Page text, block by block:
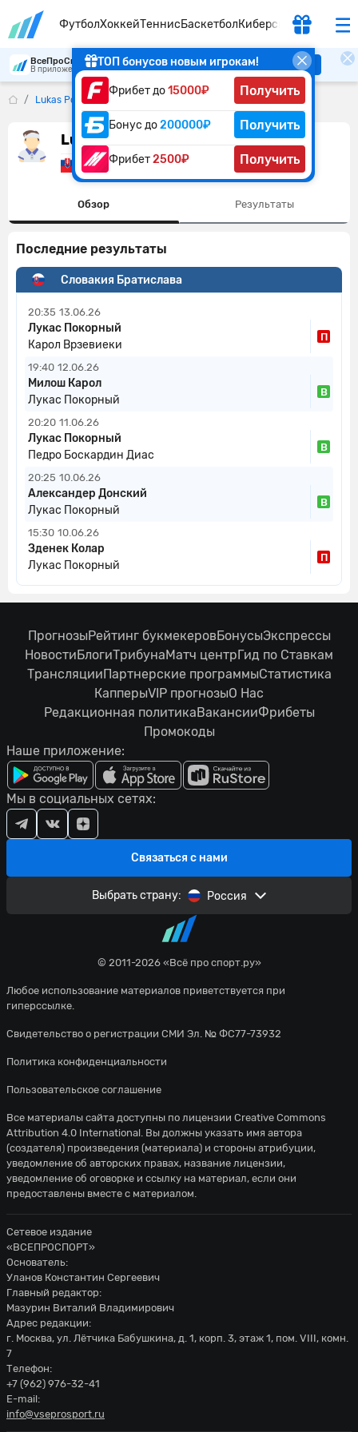
ФутболХоккейТеннисБаскетболКиберспорт
ТОП бонусов новым игрокам!
Фрибет до15000₽ Получить
Бонус до200000₽ Получить
Фрибет2500₽ Получить
ВсеПроСпорт
В приложении удобнее Скачать
Lukas Pokorny
Lukas Pokorny
Словакия
Обзор Результаты
Последние результаты
Словакия Братислава
20:35 13.06.26
Лукас Покорный
Карол Врзевиеки
П
19:40 12.06.26
Милош Карол
Лукас Покорный
В
20:20 11.06.26
Лукас Покорный
Педро Боскардин Диас
В
20:25 10.06.26
Александер Донский
Лукас Покорный
В
15:30 10.06.26
Зденек Колар
Лукас Покорный
П
© 2011-2026 «Всё про спорт.ру»
Любое использование материалов приветствуется при
гиперссылке.
Свидетельство о регистрации СМИ Эл. № ФС77-73932
Политика конфиденциальности
Пользовательское соглашение
ПрогнозыРейтинг букмекеровБонусыЭкспрессы
НовостиБлогиТрибунаМатч центрГид по Ставкам
ТрансляцииПартнерские программыСтатистика
КапперыVIP прогнозыО Нас
Редакционная политикаВакансииФрибеты
Промокоды
Наше приложение:
Связаться с нами
Мы в социальных сетях:
Выбрать страну: Россия
Все материалы сайта доступны по лицензии Creative Commons
Attribution 4.0 International. Вы должны указать имя автора
(создателя) произведения (материала) и стороны атрибуции,
уведомление об авторских правах, название лицензии,
уведомление об оговорке и ссылку на материал, если они
предоставлены вместе с материалом.
Сетевое издание
«ВСЕПРОСПОРТ»
Основатель:
Уланов Константин Сергеевич
Главный редактор:
Мазурин Виталий Владимирович
Адрес редакции:
г. Москва, ул. Лётчика Бабушкина, д. 1, корп. 3, этаж 1, пом. VIII, комн.
7
Телефон:
+7 (962) 976-32-41
E-mail:
info@vseprosport.ru